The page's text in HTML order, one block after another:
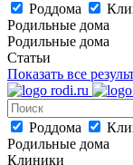
Роддома
Родильные дома
Родильные дома
Статьи
Показать все
Роддома
Родильные дома
Клиники